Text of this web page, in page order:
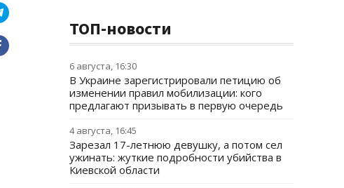
ТОП-новости
6 августа, 16:30
В Украине зарегистрировали петицию об
изменении правил мобилизации: кого
предлагают призывать в первую очередь
4 августа, 16:45
Зарезал 17-летнюю девушку, а потом сел
ужинать: жуткие подробности убийства в
Киевской области